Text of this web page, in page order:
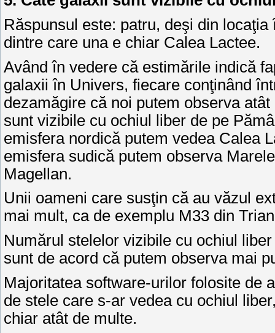
Răspunsul este: patru, deşi din
dintre care una e chiar Calea Lactee.
Având în vedere că estimările indică
galaxii în Univers, fiecare conţinând
dezamăgire că noi putem observa
sunt vizibile cu ochiul liber de pe
emisfera nordică putem vedea Calea
emisfera sudică putem observa
Magellan.
Unii oameni care susţin că au văzul
mai mult, ca de exemplu M33 din
Numărul stelelor vizibile cu ochiul
sunt de acord că putem observa mai
Majoritatea software-urilor folosite de
de stele care s-ar vedea cu ochiul
chiar atât de multe.